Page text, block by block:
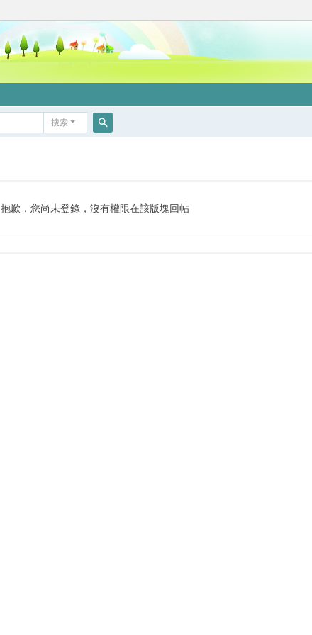
搜索
抱歉，您尚未登錄，沒有權限在該版塊回帖